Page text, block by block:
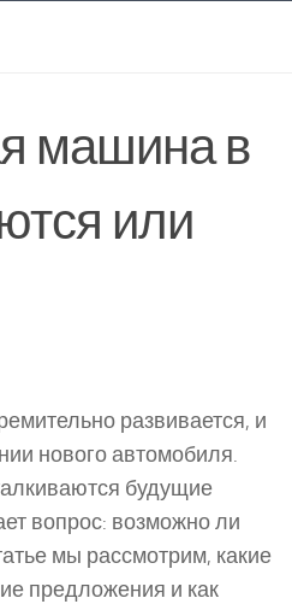
машина в
или
развивается, и
нового автомобиля.
будущие
вопрос: возможно ли
мы рассмотрим, какие
предложения и как